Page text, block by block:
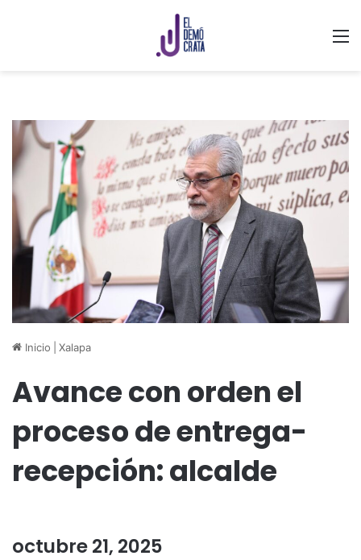
Inicio Xalapa
Avance con orden el
proceso de entrega-
recepción: alcalde
octubre 21, 2025